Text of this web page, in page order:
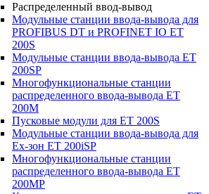
Распределенный ввод-вывод
Модульные станции ввода-вывода для
PROFIBUS DT и PROFINET IO ET
200S
Модульные станции ввода-вывода ET
200SP
Многофункциональные станции
распределенного ввода-вывода ET
200M
Пусковые модули для ET 200S
Модульные станции ввода-вывода для
Ex-зон ET 200iSP
Многофункциональные станции
распределенного ввода-вывода ET
200MP